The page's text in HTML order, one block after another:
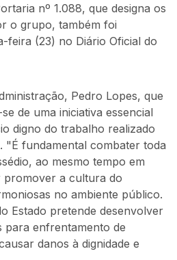
nº 1.088, que designa os
o grupo, também foi
feira (23) no Diário Oficial do
Pedro Lopes, que
de uma iniciativa essencial
digno do trabalho realizado
"É fundamental combater toda
ao mesmo tempo em
a cultura do
no ambiente público.
Estado pretende desenvolver
para enfrentamento de
danos à dignidade e